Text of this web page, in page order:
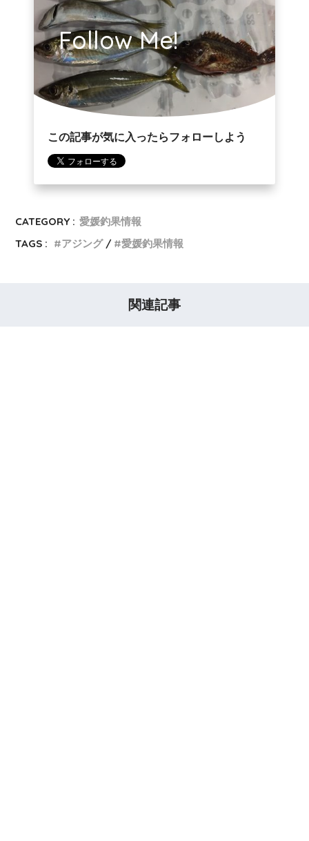
Follow Me!
この記事が気に入ったらフォローしよう
CATEGORY : 愛媛釣果情報
TAGS :
アジング 愛媛釣果情報
関連記事